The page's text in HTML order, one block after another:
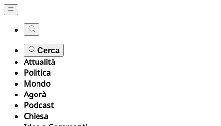
Cerca
Attualità
Politica
Mondo
Agorà
Podcast
Chiesa